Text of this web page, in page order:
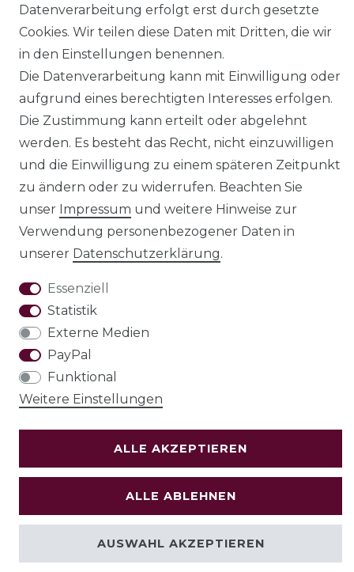
Holzenplotz
Impressum Daten­schutz­erklärung
AGB Barrierefreiheitserklärung
VERTRAG WIDERRUFEN
Test
© Copyright 2026 | Alle Rechte vorbehalten.
Holzenplotz
Datenverarbeitung erfolgt erst durch gesetzte
Cookies. Wir teilen diese Daten mit Dritten, die wir
in den Einstellungen benennen.
Die Datenverarbeitung kann mit Einwilligung oder
aufgrund eines berechtigten Interesses erfolgen.
Die Zustimmung kann erteilt oder abgelehnt
werden. Es besteht das Recht, nicht einzuwilligen
und die Einwilligung zu einem späteren Zeitpunkt
zu ändern oder zu widerrufen. Beachten Sie
unser Impressum und weitere Hinweise zur
Verwendung personenbezogener Daten in
unserer Daten­schutz­erklärung.
Essenziell
Statistik
Externe Medien
PayPal
Funktional
Weitere Einstellungen
ALLE AKZEPTIEREN
ALLE ABLEHNEN
AUSWAHL AKZEPTIEREN